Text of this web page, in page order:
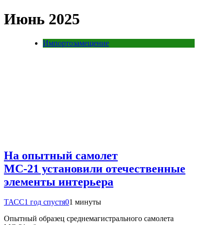
Июнь 2025
Импортозамещение
На опытный самолет
МС-21 установили отечественные
элементы интерьера
ТАСС1 год спустя01 минуты
Опытный образец среднемагистрального самолета